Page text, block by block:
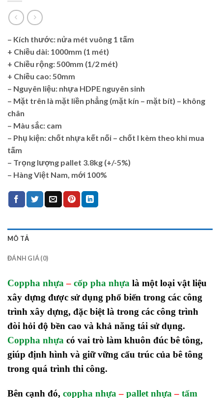
– Kích thước: nửa mét vuông 1 tấm
+ Chiều dài: 1000mm (1 mét)
+ Chiều rộng: 500mm (1/2 mét)
+ Chiều cao: 50mm
– Nguyên liệu: nhựa HDPE nguyên sinh
– Mặt trên là mặt liền phẳng (mặt kín – mặt bít) – không
chân
– Màu sắc: cam
– Phụ kiện: chốt nhựa kết nối – chốt I kèm theo khi mua
tấm
– Trọng lượng pallet 3.8kg (+/-5%)
– Hàng Việt Nam, mới 100%
MÔ TẢ
ĐÁNH GIÁ (0)
Coppha nhựa – cốp pha nhựa là một loại vật liệu
xây dựng được sử dụng phổ biến trong các công
trình xây dựng, đặc biệt là trong các công trình
đòi hỏi độ bền cao và khả năng tái sử dụng.
Coppha nhựa có vai trò làm khuôn đúc bê tông,
giúp định hình và giữ vững cấu trúc của bê tông
trong quá trình thi công.
Bên cạnh đó, coppha nhựa– pallet nhựa– tấm